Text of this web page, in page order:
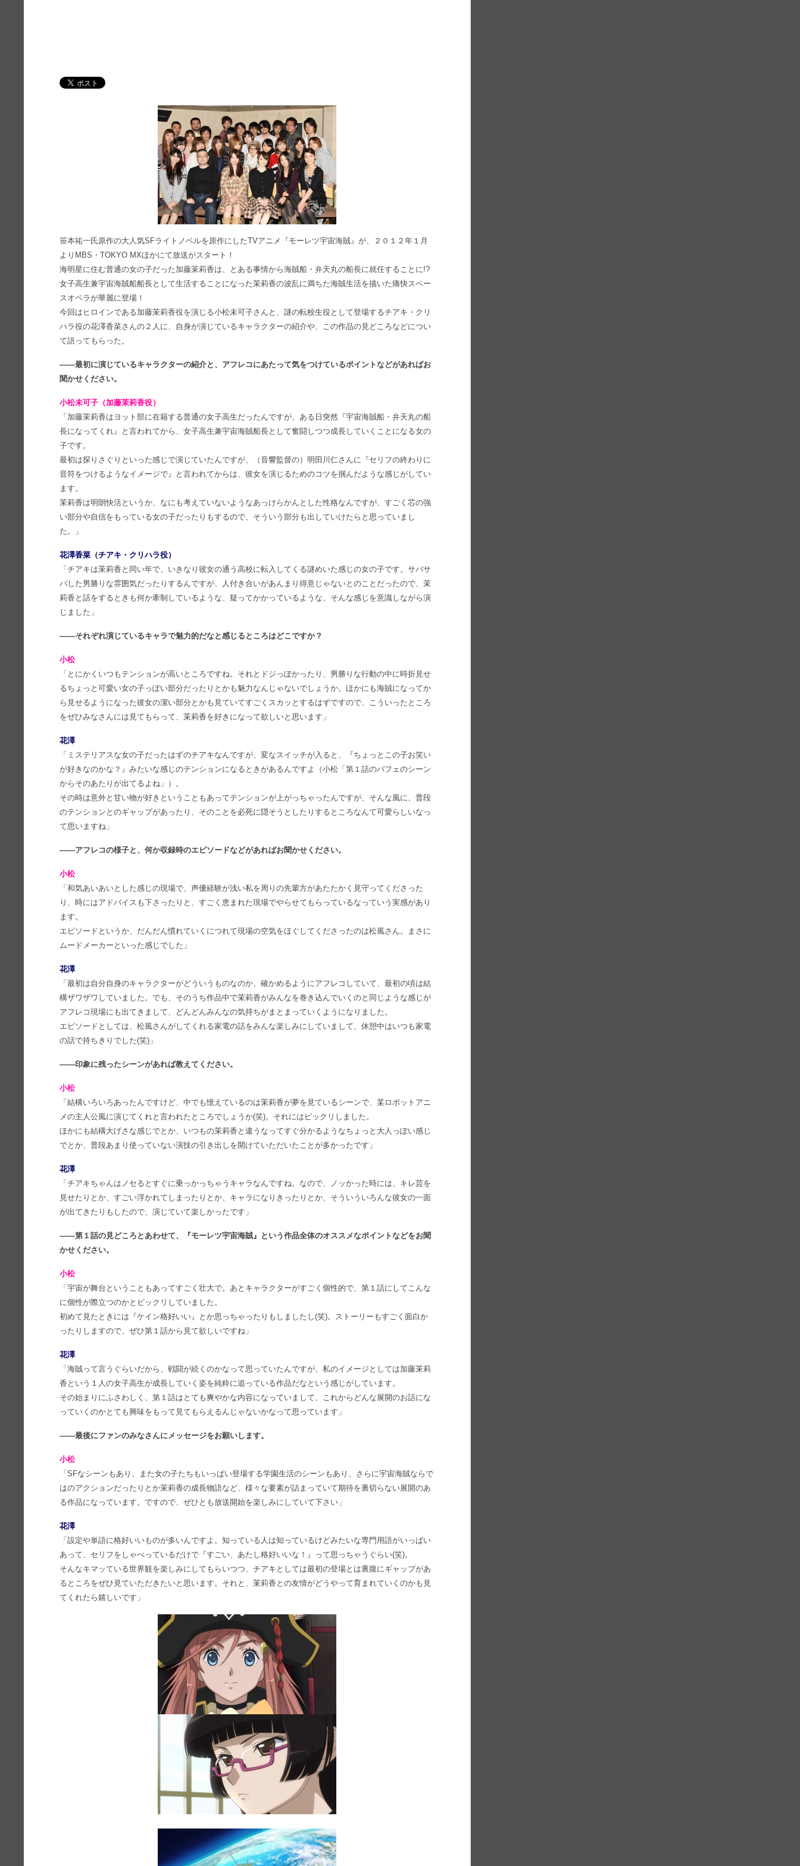
笹本祐一氏原作の大人気SFライトノベルを原作にしたTVアニメ『モーレツ宇宙海賊』が、２０１２年１月
よりMBS・TOKYO MXほかにて放送がスタート！
海明星に住む普通の女の子だった加藤茉莉香は、とある事情から海賊船・弁天丸の船長に就任することに!?
女子高生兼宇宙海賊船船長として生活することになった茉莉香の波乱に満ちた海賊生活を描いた痛快スペー
スオペラが華麗に登場！
今回はヒロインである加藤茉莉香役を演じる小松未可子さんと、謎の転校生役として登場するチアキ・クリ
ハラ役の花澤香菜さんの２人に、自身が演じているキャラクターの紹介や、この作品の見どころなどについ
て語ってもらった。
――最初に演じているキャラクターの紹介と、アフレコにあたって気をつけているポイントなどがあればお
聞かせください。
小松未可子（加藤茉莉香役）
「加藤茉莉香はヨット部に在籍する普通の女子高生だったんですが、ある日突然『宇宙海賊船・弁天丸の船
長になってくれ』と言われてから、女子高生兼宇宙海賊船長として奮闘しつつ成長していくことになる女の
子です。
最初は探りさぐりといった感じで演じていたんですが、（音響監督の）明田川仁さんに『セリフの終わりに
音符をつけるようなイメージで』と言われてからは、彼女を演じるためのコツを掴んだような感じがしてい
ます。
茉莉香は明朗快活というか、なにも考えていないようなあっけらかんとした性格なんですが、すごく芯の強
い部分や自信をもっている女の子だったりもするので、そういう部分も出していけたらと思っていまし
た。」
花澤香菜（チアキ・クリハラ役）
「チアキは茉莉香と同い年で、いきなり彼女の通う高校に転入してくる謎めいた感じの女の子です。サバサ
バした男勝りな雰囲気だったりするんですが、人付き合いがあんまり得意じゃないとのことだったので、茉
莉香と話をするときも何か牽制しているような、疑ってかかっているような、そんな感じを意識しながら演
じました」
――それぞれ演じているキャラで魅力的だなと感じるところはどこですか？
小松
「とにかくいつもテンションが高いところですね。それとドジっぽかったり、男勝りな行動の中に時折見せ
るちょっと可愛い女の子っぽい部分だったりとかも魅力なんじゃないでしょうか。ほかにも海賊になってか
ら見せるようになった彼女の潔い部分とかも見ていてすごくスカッとするはずですので、こういったところ
をぜひみなさんには見てもらって、茉莉香を好きになって欲しいと思います」
花澤
「ミステリアスな女の子だったはずのチアキなんですが、変なスイッチが入ると、『ちょっとこの子お笑い
が好きなのかな？』みたいな感じのテンションになるときがあるんですよ（小松「第１話のパフェのシーン
からそのあたりが出てるよね」）。
その時は意外と甘い物が好きということもあってテンションが上がっちゃったんですが、そんな風に、普段
のテンションとのギャップがあったり、そのことを必死に隠そうとしたりするところなんて可愛らしいなっ
て思いますね」
――アフレコの様子と、何か収録時のエピソードなどがあればお聞かせください。
小松
「和気あいあいとした感じの現場で、声優経験が浅い私を周りの先輩方があたたかく見守ってくださった
り、時にはアドバイスも下さったりと、すごく恵まれた現場でやらせてもらっているなっていう実感があり
ます。
エピソードというか、だんだん慣れていくにつれて現場の空気をほぐしてくださったのは松風さん。まさに
ムードメーカーといった感じでした」
花澤
「最初は自分自身のキャラクターがどういうものなのか、確かめるようにアフレコしていて、最初の頃は結
構ザワザワしていました。でも、そのうち作品中で茉莉香がみんなを巻き込んでいくのと同じような感じが
アフレコ現場にも出てきまして、どんどんみんなの気持ちがまとまっていくようになりました。
エピソードとしては、松風さんがしてくれる家電の話をみんな楽しみにしていまして、休憩中はいつも家電
の話で持ちきりでした(笑)」
――印象に残ったシーンがあれば教えてください。
小松
「結構いろいろあったんですけど、中でも憶えているのは茉莉香が夢を見ているシーンで、某ロボットアニ
メの主人公風に演じてくれと言われたところでしょうか(笑)。それにはビックリしました。
ほかにも結構大げさな感じでとか、いつもの茉莉香と違うなってすぐ分かるようなちょっと大人っぽい感じ
でとか、普段あまり使っていない演技の引き出しを開けていただいたことが多かったです」
花澤
「チアキちゃんはノセるとすぐに乗っかっちゃうキャラなんですね。なので、ノッかった時には、キレ芸を
見せたりとか、すごい浮かれてしまったりとか、キャラになりきったりとか、そういういろんな彼女の一面
が出てきたりもしたので、演じていて楽しかったです」
――第１話の見どころとあわせて、『モーレツ宇宙海賊』という作品全体のオススメなポイントなどをお聞
かせください。
小松
「宇宙が舞台ということもあってすごく壮大で。あとキャラクターがすごく個性的で、第１話にしてこんな
に個性が際立つのかとビックリしていました。
初めて見たときには『ケイン格好いい』とか思っちゃったりもしましたし(笑)。ストーリーもすごく面白か
ったりしますので、ぜひ第１話から見て欲しいですね」
花澤
「海賊って言うぐらいだから、戦闘が続くのかなって思っていたんですが、私のイメージとしては加藤茉莉
香という１人の女子高生が成長していく姿を純粋に追っている作品だなという感じがしています。
その始まりにふさわしく、第１話はとても爽やかな内容になっていまして、これからどんな展開のお話にな
っていくのかとても興味をもって見てもらえるんじゃないかなって思っています」
――最後にファンのみなさんにメッセージをお願いします。
小松
「SFなシーンもあり、また女の子たちもいっぱい登場する学園生活のシーンもあり、さらに宇宙海賊ならで
はのアクションだったりとか茉莉香の成長物語など、様々な要素が詰まっていて期待を裏切らない展開のあ
る作品になっています。ですので、ぜひとも放送開始を楽しみにしていて下さい」
花澤
「設定や単語に格好いいものが多いんですよ。知っている人は知っているけどみたいな専門用語がいっぱい
あって、セリフをしゃべっているだけで『すごい、あたし格好いいな！』って思っちゃうぐらい(笑)。
そんなキマッている世界観を楽しみにしてもらいつつ、チアキとしては最初の登場とは裏腹にギャップがあ
るところをぜひ見ていただきたいと思います。それと、茉莉香との友情がどうやって育まれていくのかも見
てくれたら嬉しいです」